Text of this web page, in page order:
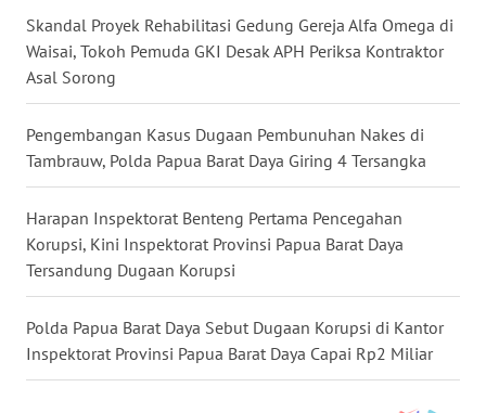
Skandal Proyek Rehabilitasi Gedung Gereja Alfa Omega di
Waisai, Tokoh Pemuda GKI Desak APH Periksa Kontraktor
Asal Sorong
Pengembangan Kasus Dugaan Pembunuhan Nakes di
Tambrauw, Polda Papua Barat Daya Giring 4 Tersangka
Harapan Inspektorat Benteng Pertama Pencegahan
Korupsi, Kini Inspektorat Provinsi Papua Barat Daya
Tersandung Dugaan Korupsi
Polda Papua Barat Daya Sebut Dugaan Korupsi di Kantor
Inspektorat Provinsi Papua Barat Daya Capai Rp2 Miliar
DANAU
TOBA
NIAS
WN
LANGKAT
WN
TAPANULI
SELATAN
WN